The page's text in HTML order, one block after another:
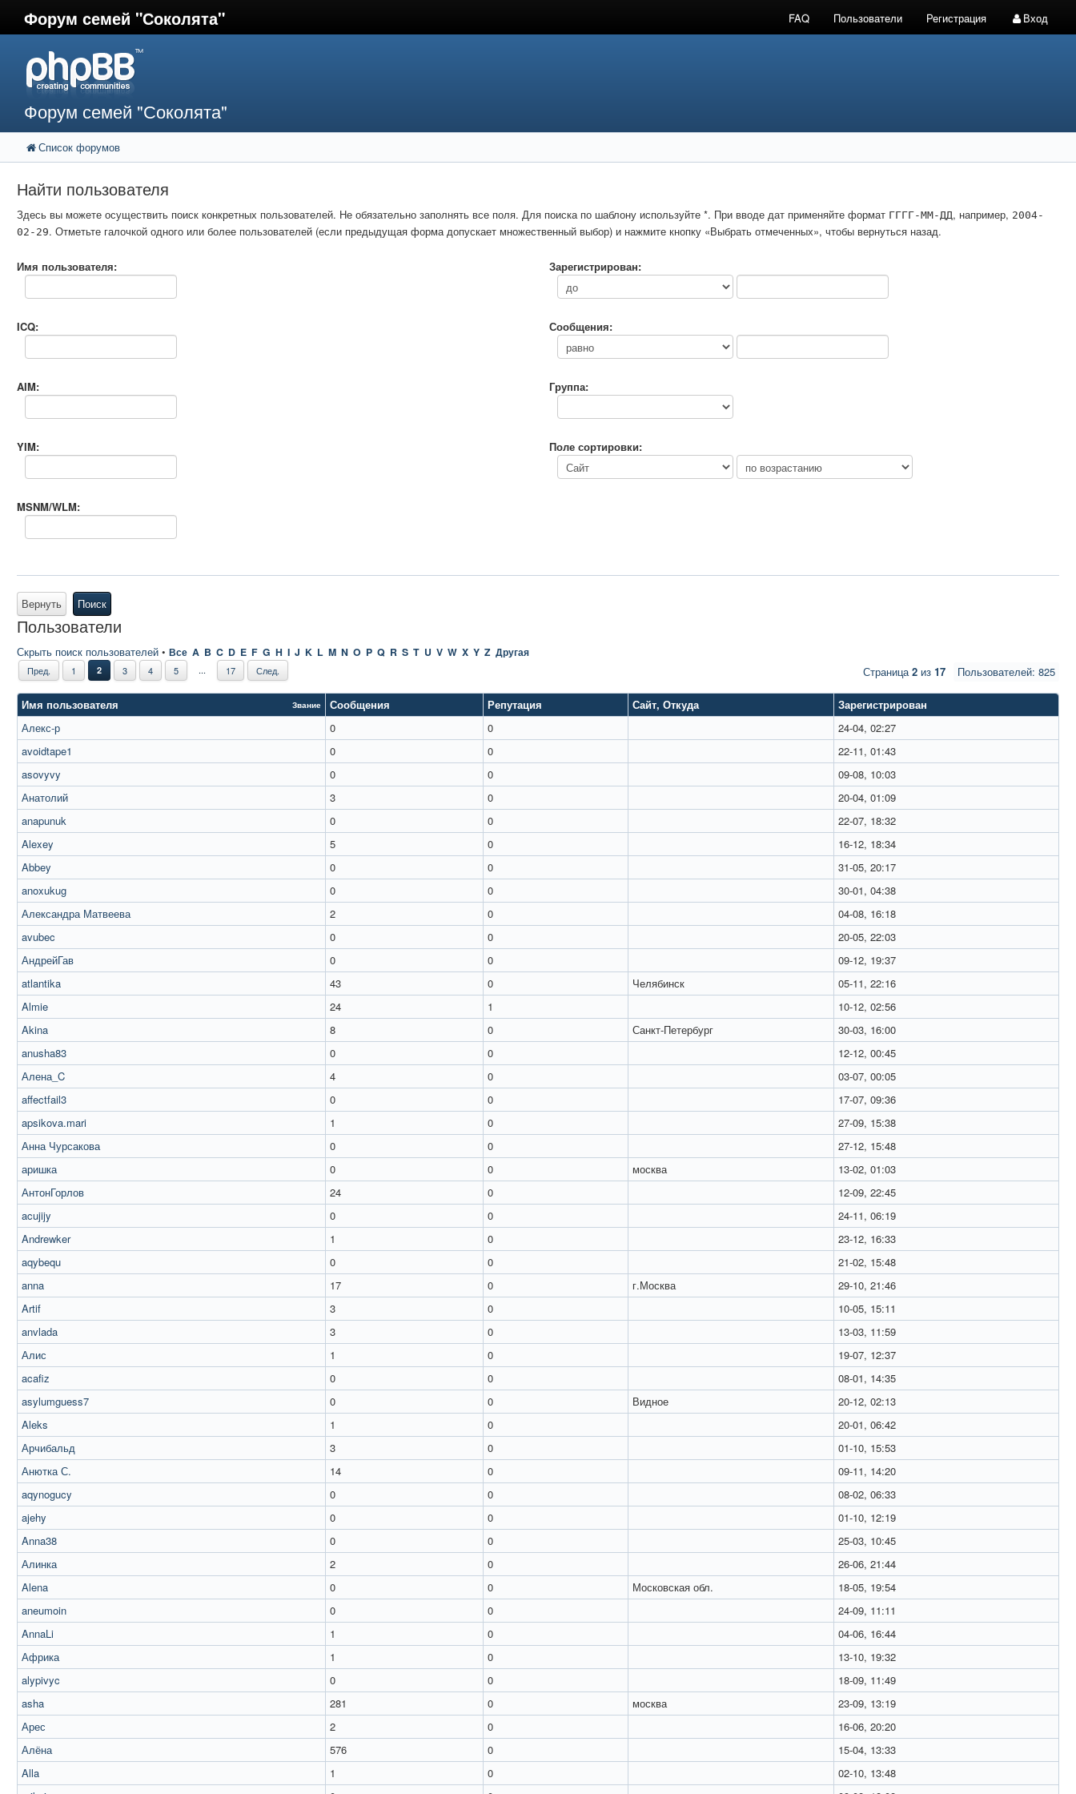
Форум семей "Соколята" FAQ Пользователи Регистрация Вход
Форум семей "Соколята"
Список форумов
Найти пользователя
Здесь вы можете осуществить поиск конкретных пользователей. Не обязательно заполнять все поля. Для поиска по шаблону используйте *. При вводе дат применяйте формат ГГГГ-ММ-ДД, например, 2004-
02-29. Отметьте галочкой одного или более пользователей (если предыдущая форма допускает множественный выбор) и нажмите кнопку «Выбрать отмеченных», чтобы вернуться назад.
Имя пользователя:
ICQ:
AIM:
YIM:
MSNM/WLM:
Зарегистрирован:
Сообщения:
Группа:
Поле сортировки:
Вернуть Поиск
Пользователи
Скрыть поиск пользователей • Все A B C D E F G H I J K L M N O P Q R S T U V W X Y Z Другая
Пользователей: 825
Пред. 1 2 3 4 5 ... 17 След. Страница2 из 17
Имя пользователя Звание Сообщения Репутация Сайт, Откуда
Зарегистрирован
Алекс-р
0 0
24-04, 02:27
avoidtape1
0 0
22-11, 01:43
asovyvy
0 0
09-08, 10:03
Анатолий
3 0
20-04, 01:09
anapunuk
0 0
22-07, 18:32
Alexey
5 0
16-12, 18:34
Abbey
0 0
31-05, 20:17
anoxukug
0 0
30-01, 04:38
Александра Матвеева
2 0
04-08, 16:18
avubec
0 0
20-05, 22:03
АндрейГав
0 0
09-12, 19:37
atlantika
43 0 Челябинск
05-11, 22:16
Almie
24 1
10-12, 02:56
Akina
8 0 Санкт-Петербург
30-03, 16:00
anusha83
0 0
12-12, 00:45
Алена_C
4 0
03-07, 00:05
affectfail3
0 0
17-07, 09:36
apsikova.mari
1 0
27-09, 15:38
Анна Чурсакова
0 0
27-12, 15:48
аришка
0 0 москва
13-02, 01:03
АнтонГорлов
24 0
12-09, 22:45
acujijy
0 0
24-11, 06:19
Andrewker
1 0
23-12, 16:33
aqybequ
0 0
21-02, 15:48
anna
17 0 г.Москва
29-10, 21:46
Artif
3 0
10-05, 15:11
anvlada
3 0
13-03, 11:59
Алис
1 0
19-07, 12:37
acafiz
0 0
08-01, 14:35
asylumguess7
0 0 Видное
20-12, 02:13
Aleks
1 0
20-01, 06:42
Арчибальд
3 0
01-10, 15:53
Анютка С.
14 0
09-11, 14:20
aqynogucy
0 0
08-02, 06:33
ajehy
0 0
01-10, 12:19
Anna38
0 0
25-03, 10:45
Алинка
2 0
26-06, 21:44
Alena
0 0 Московская обл.
18-05, 19:54
aneumoin
0 0
24-09, 11:11
AnnaLi
1 0
04-06, 16:44
Африка
1 0
13-10, 19:32
alypivyc
0 0
18-09, 11:49
asha
281 0 москва
23-09, 13:19
Арес
2 0
16-06, 20:20
Алёна
576 0
15-04, 13:33
Alla
1 0
02-10, 13:48